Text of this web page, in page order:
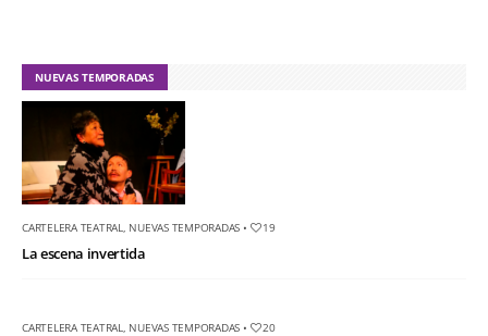
NUEVAS TEMPORADAS
CARTELERA TEATRAL NUEVAS TEMPORADAS • 19
La escena invertida
CARTELERA TEATRAL NUEVAS TEMPORADAS • 20